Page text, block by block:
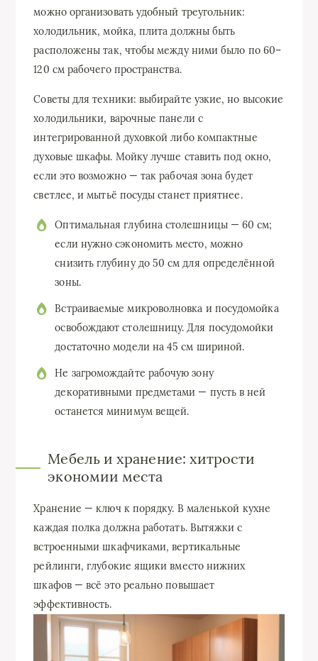
можно организовать удобный треугольник:
холодильник, мойка, плита должны быть
расположены так, чтобы между ними было по 60–
120 см рабочего пространства.
Советы для техники: выбирайте узкие, но высокие
холодильники, варочные панели с
интегрированной духовкой либо компактные
духовые шкафы. Мойку лучше ставить под окно,
если это возможно — так рабочая зона будет
светлее, и мытьё посуды станет приятнее.
Оптимальная глубина столешницы — 60 см;
если нужно сэкономить место, можно
снизить глубину до 50 см для определённой
зоны.
Встраиваемые микроволновка и посудомойка
освобождают столешницу. Для посудомойки
достаточно модели на 45 см шириной.
Не загромождайте рабочую зону
декоративными предметами — пусть в ней
останется минимум вещей.
Мебель и хранение: хитрости
экономии места
Хранение — ключ к порядку. В маленькой кухне
каждая полка должна работать. Вытяжки с
встроенными шкафчиками, вертикальные
рейлинги, глубокие ящики вместо нижних
шкафов — всё это реально повышает
эффективность.